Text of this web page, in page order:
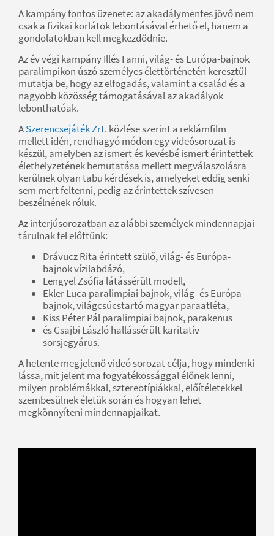
A kampány fontos üzenete: az akadálymentes jövő nem
csak a fizikai korlátok lebontásával érhető el, hanem a
gondolatokban kell megkezdődnie.
Az év végi kampány Illés Fanni, világ- és Európa-bajnok
paralimpikon úszó személyes élettörténetén keresztül
mutatja be, hogy az elfogadás, valamint a család és a
nagyobb közösség támogatásával az akadályok
lebonthatóak.
ASzerencsejáték Zrt. közlése szerint a reklámfilm
mellett idén, rendhagyó módon egy videósorozat is
készül, amelyben az ismert és kevésbé ismert érintettek
élethelyzetének bemutatása mellett megválaszolásra
kerülnek olyan tabu kérdések is, amelyeket eddig senki
sem mert feltenni, pedig az érintettek szívesen
beszélnének róluk.
Az interjúsorozatban az alábbi személyek mindennapjai
tárulnak fel előttünk:
Drávucz Rita érintett szülő, világ- és Európa-
bajnok vízilabdázó,
Lengyel Zsófia látássérült modell,
Ekler Luca paralimpiai bajnok, világ- és Európa-
bajnok, világcsúcstartó magyar paraatléta,
Kiss Péter Pál paralimpiai bajnok, parakenus
és Csajbi László hallássérült karitatív
sorsjegyárus.
A hetente megjelenő videó sorozat célja, hogy mindenki
lássa, mit jelent ma fogyatékossággal élőnek lenni,
milyen problémákkal, sztereotípiákkal, előítéletekkel
szembesülnek életük során és hogyan lehet
megkönnyíteni mindennapjaikat.